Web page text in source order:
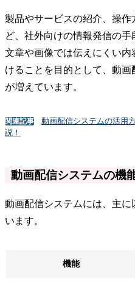
製品やサービスの紹介、操
ど、社外向けの情報発信の手
文章や画像では伝えにくい
けることを目的として、動
が増えています。
関連記事
動画配信システムの活用
説！
動画配信システムの機
動画配信システムには、主
います。
機能